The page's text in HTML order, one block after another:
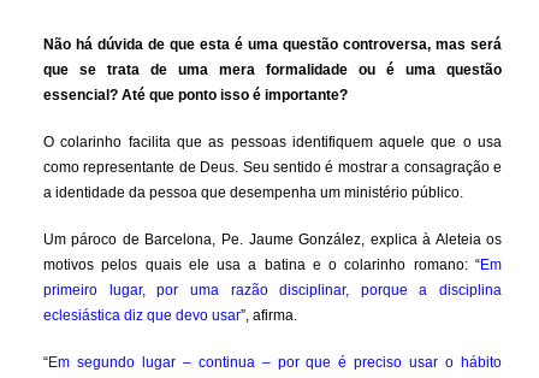
Não há dúvida de que esta é uma questão controversa, mas será
que se trata de uma mera formalidade ou é uma questão
essencial? Até que ponto isso é importante?
O colarinho facilita que as pessoas identifiquem aquele que o usa
como representante de Deus. Seu sentido é mostrar a consagração e
a identidade da pessoa que desempenha um ministério público.
Um pároco de Barcelona, Pe. Jaume González, explica à Aleteia os
motivos pelos quais ele usa a batina e o colarinho romano: “Em
primeiro lugar, por uma razão disciplinar, porque a disciplina
eclesiástica diz que devo usar”, afirma.
“Em segundo lugar – continua – por que é preciso usar o hábito